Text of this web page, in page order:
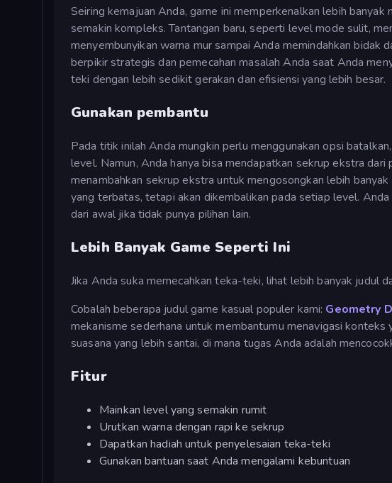
Seiring kemajuan Anda, game ini memperkenalkan lebih
semakin kompleks. Tantangan baru, seperti level mode sulit,
menyembunyikan warna mur sampai Anda memindahkan bidak
berpikir strategis dan pemecahan masalah Anda saat Anda
teki dengan lebih sedikit gerakan dan efisiensi yang lebih besar.
Gunakan pembantu
Pada titik inilah Anda mungkin perlu menggunakan opsi
level. Namun, Anda hanya bisa mendapatkan sekrup ekstra
menambahkan sekrup ekstra untuk mengosongkan lebih
yang terbatas, tetapi akan dikembalikan pada setiap level.
dari awal jika tidak punya pilihan lain.
Lebih Banyak Game Seperti Ini
Jika Anda suka memecahkan teka-teki, lihat lebih banyak judul
Cobalah beberapa judul game kasual populer kami: Geometry
mekanisme sederhana untuk membantumu menavigasi konteks
suasana yang lebih santai, di mana tugas Anda adalah
Fitur
Mainkan level yang semakin rumit
Urutkan warna dengan rapi ke sekrup
Dapatkan hadiah untuk penyelesaian teka-teki
Gunakan bantuan saat Anda mengalami kebuntuan